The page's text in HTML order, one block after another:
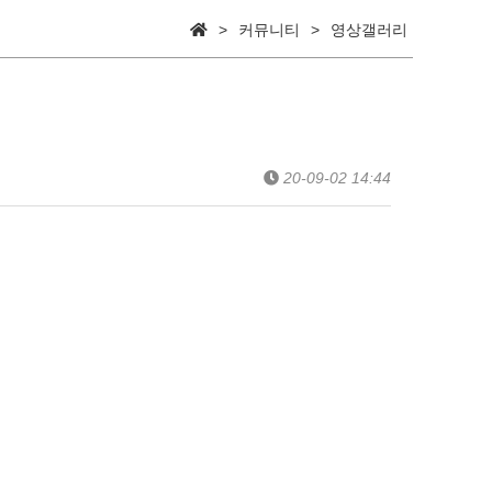
> 커뮤니티 > 영상갤러리
20-09-02 14:44